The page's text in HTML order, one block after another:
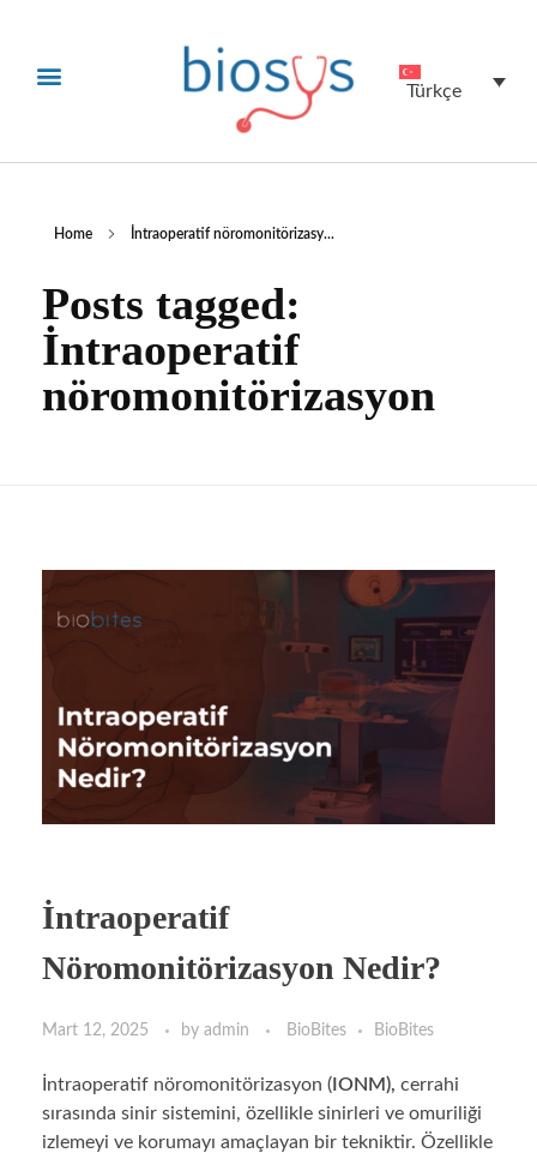
Türkçe
Home İntraoperatif nöromonitörizasy...
Posts tagged:
İntraoperatif
nöromonitörizasyon
İntraoperatif
Nöromonitörizasyon Nedir?
Mart 12, 2025 by admin BioBites BioBites
İntraoperatif nöromonitörizasyon ( IONM), cerrahi
sırasında sinir sistemini, özellikle sinirleri ve omuriliği
izlemeyi ve korumayı amaçlayan bir tekniktir. Özellikle